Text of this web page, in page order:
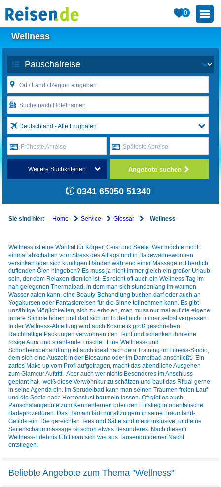
0
Wellness
Deutschland - Alle Flughäfen
Früheste Anreise Späteste Abreise
Weitere Suchkriterien Angebote suchen
0341 65050 51340
Sie sind hier: Home Service Glossar Wellness
Wellness ist eine Wohltat für Körper, Geist und Seele. Wer möchte nicht
einmal abschalten vom Stress des Alltags und in Badewannewonnen
versinken oder sich kundigen Händen während einer Massage mit herrlich
duftenden Ölen hingeben? Es muss ja nicht immer gleich ein großer Urlaub
sein, der dem Relaxen dienlich ist. Es reicht oft auch ein Wellness-Tag im
nah gelegenen Thermalbad, in dem man sich stundenlang im warmen
Wasser aalen kann, eine Beauty-Behandlung buchen darf oder auch an
Yogakursen oder Fantasiereisen für die Sinne teilnehmen kann. Es gibt
unzählige Möglichkeiten, sich zu erholen, man muss nur mal auf die eigene
innere Stimme hören und darf sich im Trubel nicht immer selbst vergessen.
In der Wellness-Abteilung wird auch Kosmetik groß geschrieben.
Reichhaltige Packungen verwöhnen den Teint und schenken ihm eine
rosige Aura und strahlende Frische. Eine Wellness- und
Schönheitsbehandlung ist auch ideal nach dem Training im Fitness-Studio,
dem sich eine Auszeit in der Biosauna oder im Dampfbad anschließt. Ein
zartes Make up vom Profi aufgetragen, macht das abendliche Ausgehen
zum Glamour Auftritt. Aber auch wer nichts Besonderes im Anschluss
geplant hat, weiß diese Verwöhnkur zu schätzen und baut das Ritual gerne
in seine Agenda ein. Im Sprudelbad kann man seinen Träumen freien Lauf
und die Seele nach Herzenslust baumeln lassen. Oft gibt es auch
Pauschalangebote zum Kennenlernen oder den Einstieg in orientalische
Badeprozeduren. Das Hamam lädt nur allzu gern in seine Traumland-
Gefilde ein. Die gereichten Tees und Säfte sind meist inklusive, und eine
Seifenschaummassage ist schon etwas Besonderes. Nach diesem
Wellness-Erlebnis fühlt man sich wie aus Tausendundeiner Nacht
entstiegen.
Beliebte Angebote zum Thema "Wellness"